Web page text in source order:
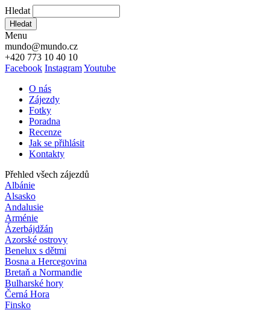
Hledat
Hledat
Menu
mundo@mundo.cz
+420 773 10 40 10
Facebook InstagramYoutube
O nás
Zájezdy
Fotky
Poradna
Recenze
Jak se přihlásit
Kontakty
Přehled všech zájezdů
Albánie
Alsasko
Andalusie
Arménie
Ázerbájdžán
Azorské ostrovy
Benelux s dětmi
Bosna a Hercegovina
Bretaň a Normandie
Bulharské hory
Černá Hora
Finsko